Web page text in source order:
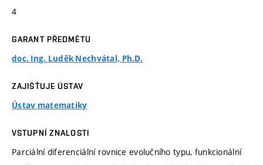
4
GARANT PŘEDMĚTU
doc. Ing. Luděk Nechvátal, Ph.D.
ZAJIŠŤUJE ÚSTAV
Ústav matematiky
VSTUPNÍ ZNALOSTI
Parciální diferenciální rovnice evolučního typu, funkcionální